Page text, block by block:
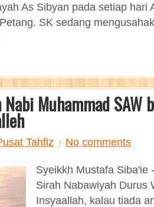
As Sibyan pada setiap hari
SK sedang
Muhammad SAW
Tahfiz No comments
Syeikkh Mustafa Siba'ie
Sirah Nabawiyah Durus
Insyaallah, kalau tiada